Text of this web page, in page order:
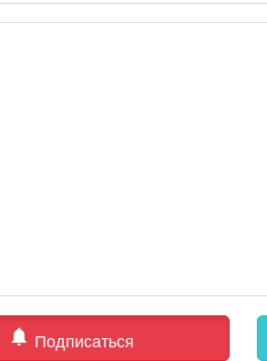
notifications Подписаться